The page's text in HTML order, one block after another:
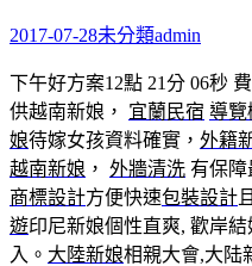
字:
2017-07-28未分類admin
下午好方案12點 21分 06秒
供越南新娘， 宜蘭民宿 導覽
娘待嫁女孩資料確實， 外籍
越南新娘 ， 外牆清洗 有保
商標設計方便快速包裝設計
遊印尼新娘個性直爽, 歡岸
入。 大陸新娘相親大會,大陆